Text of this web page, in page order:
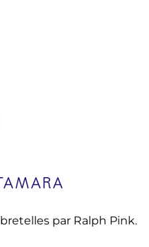
par Ralph Pink.